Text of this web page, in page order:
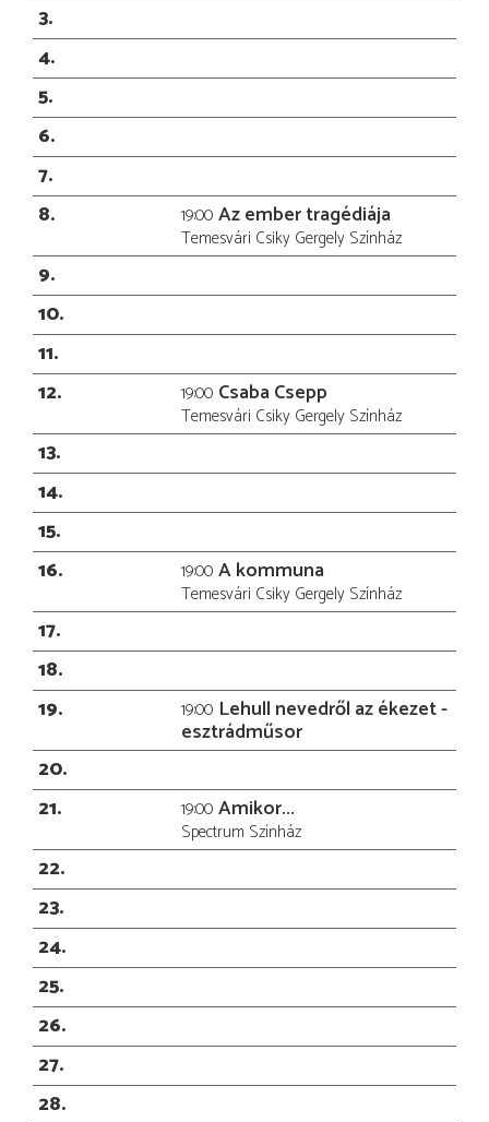
3
4
5
6
7
8
19:00 Az ember tragédiája
Temesvári Csiky Gergely Színház
9
10
11
12
19:00 Csaba Csepp
Temesvári Csiky Gergely Színház
13
14
15
16
19:00 A kommuna
Temesvári Csiky Gergely Színház
17
18
19
19:00 Lehull nevedről az ékezet -
esztrádműsor
20
21
19:00 Amikor...
Spectrum Színház
22
23
24
25
26
27
28